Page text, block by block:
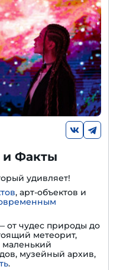
Факты
удивляет!
, арт-объектов и
от чудес природы до
метеорит,
маленький
музейный архив,
.